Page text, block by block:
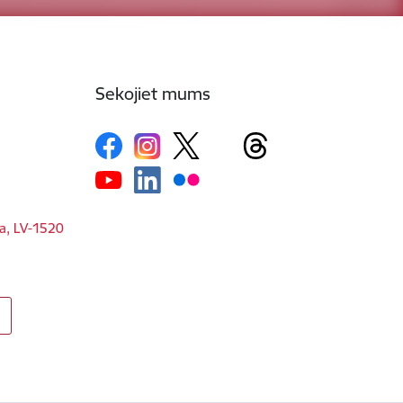
LV-1520
Sekojiet mums